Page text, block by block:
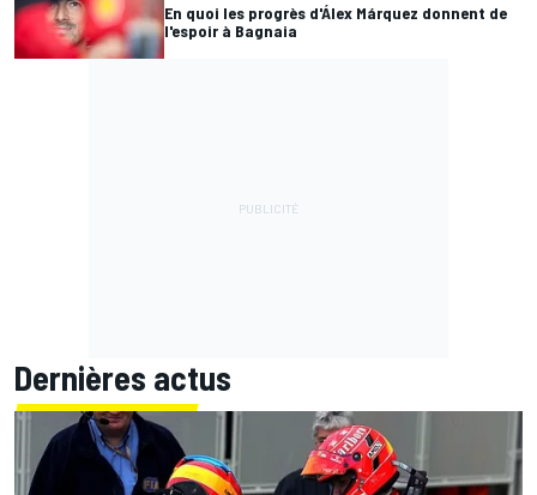
En quoi les progrès d'Álex Márquez donnent de
l'espoir à Bagnaia
Dernières actus